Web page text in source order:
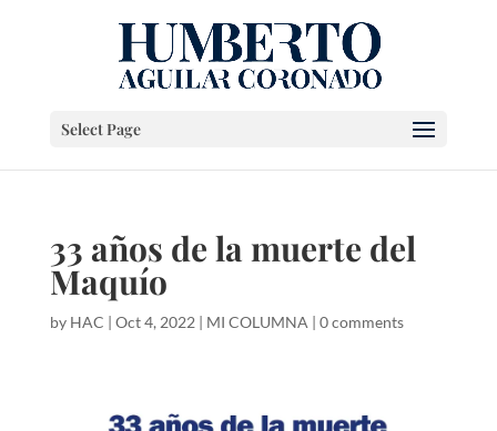
Select Page
33 años de la muerte del
Maquío
by HAC | Oct 4, 2022 | MI COLUMNA | 0 comments